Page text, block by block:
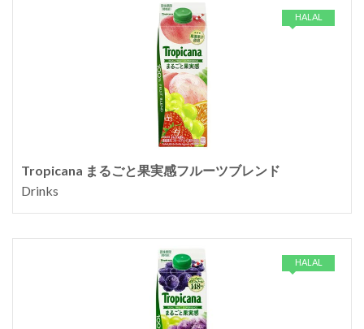
HALAL
Tropicana まるごと果実感フルーツブレンド
Drinks
HALAL